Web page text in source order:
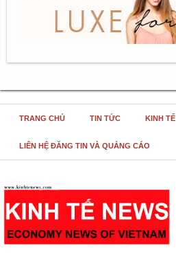
TRANG CHỦ TIN TỨC KINH TẾ
LIÊN HỆ ĐĂNG TIN VÀ QUẢNG CÁO